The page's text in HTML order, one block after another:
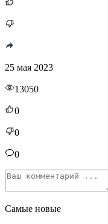
25 мая 2023
13050
0
0
0
Самые новые